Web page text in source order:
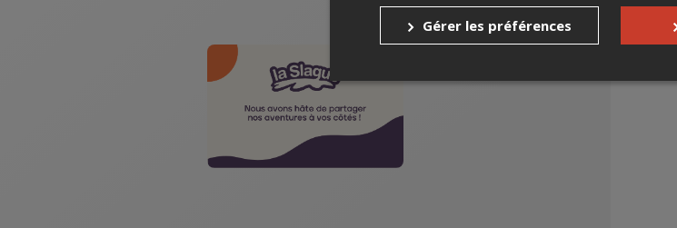
Gérer les préférences